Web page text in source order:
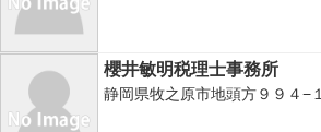
櫻井敏明税理士事務所
静岡県牧之原市地頭方９９４−１